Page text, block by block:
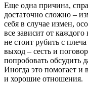
Еще одна причина,
достаточно сложно –
себя в случае измен,
все зависит от
не стоит рубить с
выход – сесть и
попробовать обсудить
Иногда это помогает и
и хорошие отношения.